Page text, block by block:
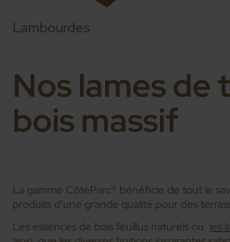
Lambourdes
Nos lames de
bois massif
La gamme CôtéParc® bénéficie de tout le
produits d’une grande qualité pour des
Les essences de bois feuillus naturels ou les